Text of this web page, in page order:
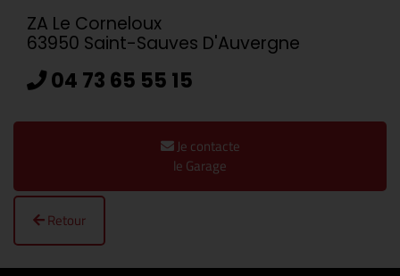
ZA Le Corneloux
63950 Saint-Sauves D'Auvergne
04 73 65 55 15
Je contacte
le Garage
Retour